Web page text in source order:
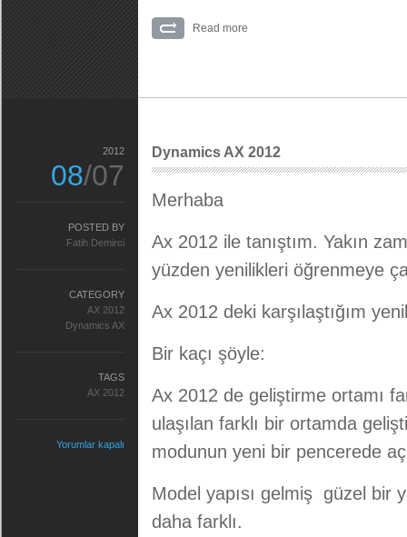
Read more
Dynamics AX 2012
Merhaba
Ax 2012 ile tanıştım. Yakın
yüzden yenilikleri öğrenmeye
Ax 2012 deki karşılaştığım
Bir kaçı şöyle:
Ax 2012 de geliştirme ortamı
ulaşılan farklı bir ortamda
modunun yeni bir pencerede
Model yapısı gelmiş güzel bir
daha farklı.
2012
08/07
POSTED BY
Fatih Demirci
CATEGORY
AX 2012
Dynamics AX
TAGS
AX 2012
Yorumlar kapalı